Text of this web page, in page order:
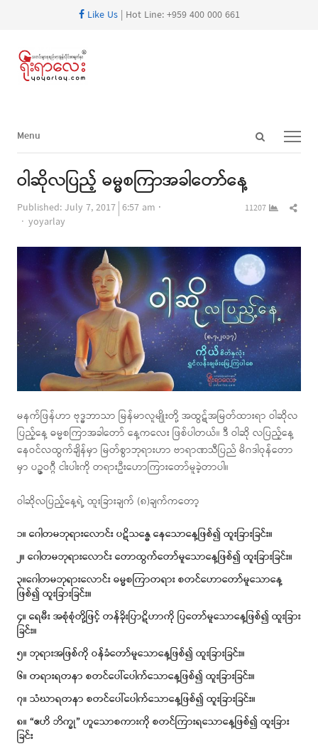
Like Us| Hot Line: +959 400 000 661
Open
Menu
Menu
ဝါဆိုလပြည့် ဓမ္မစကြာအခါတော်နေ့
Published:July 7, 2017 6:57 am
Author
yoyarlay
11207
မနက်ဖြန်ဟာ ဗုဒ္ဓဘာသာ မြန်မာလူမျိုးတို့ အထွဋ်အမြတ်ထားရာ ဝါဆိုလ
ပြည့်နေ့ ဓမ္မစကြာအခါတော် နေ့ကလေး ဖြစ်ပါတယ်။ ဒီ ဝါဆို လပြည့်နေ့
နေဝင်လထွက်ချိန်မှာ မြတ်စွာဘုရားဟာ ဗာရာဏသီပြည် မိဂဒါဝုန်တော
မှာ ပဥ္ဒဝဂ္ဂီ ငါးပါးကို တရားဦးဟောကြားတော်မူခဲ့တာပါ။
ဝါဆိုလပြည့်နေ့ရဲ့ ထူးခြားချက် (၈)ချက်ကတော့
၁။ ဂေါတမဘုရားလောင်း ပဋိသန္ဓေ နေသောနေ့ဖြစ်၍ ထူးခြားခြင်း။
၂။ ဂေါတမဘုရားလောင်း တောထွက်တော်မူသောနေ့ဖြစ်၍ ထူးခြားခြင်း။
၃။ဂေါတမဘုရားလောင်း ဓမ္မစကြာတရား စတင်ဟောတော်မူသောနေ့
ဖြစ်၍ ထူးခြားခြင်း။
၄။ ရေမီး အစုံစုံတို့ဖြင့် တန်ခိုးပြာဋိဟာကို ပြတော်မူသောနေ့ဖြစ်၍ ထူးခြား
ခြင်း။
၅။ ဘုရားအဖြစ်ကို ဝန်ခံတော်မူသောနေ့ဖြစ်၍ ထူးခြားခြင်း။
၆။ တရားရတနာ စတင်ပေါ်ပေါက်သောနေ့ဖြစ်၍ ထူးခြားခြင်း။
၇။ သံဃာရတနာ စတင်ပေါ်ပေါက်သောနေ့ဖြစ်၍ ထူးခြားခြင်း။
၈။ “ဧဟိ ဘိက္ခု” ဟူသောစကားကို စတင်ကြားရသောနေ့ဖြစ်၍ ထူးခြား
ခြင်း